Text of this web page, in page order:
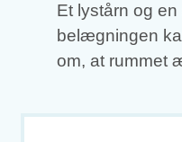
Et lystårn og
belægningen
om, at rummet